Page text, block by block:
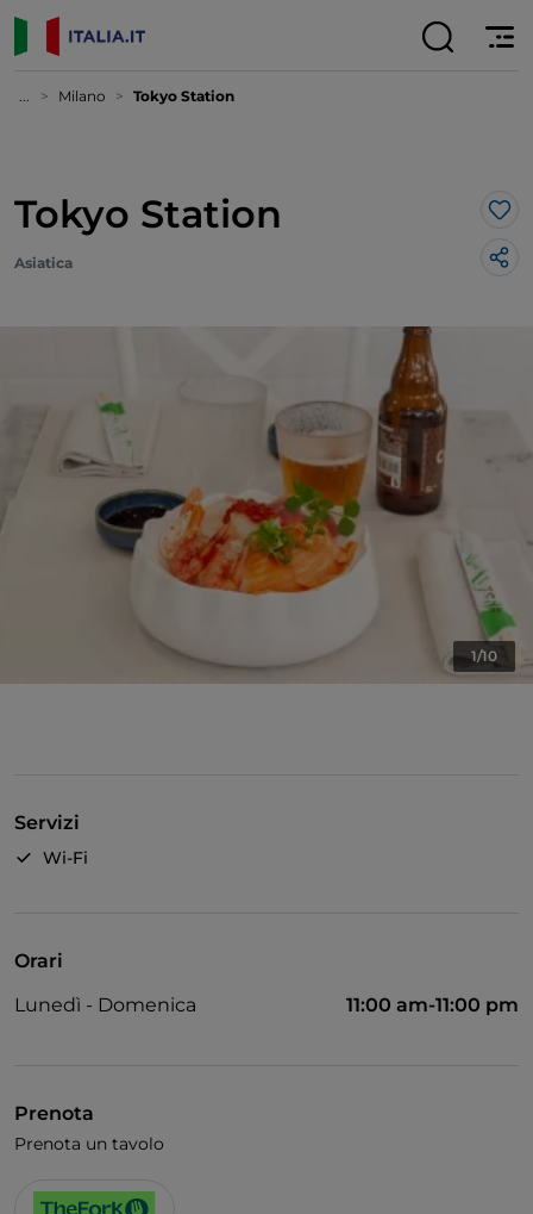
... Milano Tokyo Station
Tokyo Station
Asiatica
1/10
Servizi
Wi-Fi
Orari
Lunedì - Domenica
11:00 am-11:00 pm
Prenota
Prenota un tavolo